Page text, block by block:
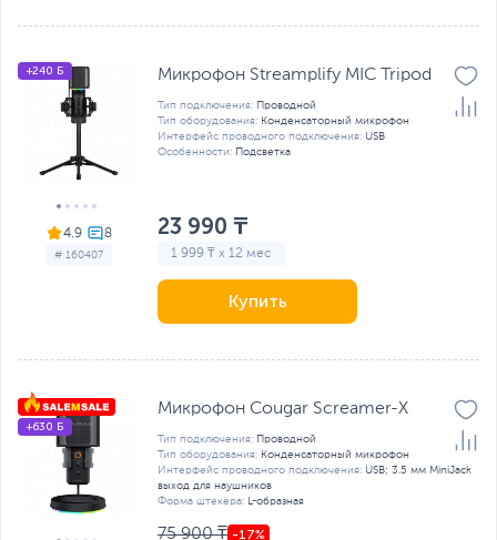
4.9
# 160407
+240 Б Микрофон Streamplify MIC Tripod
Тип подключения: Проводной
Тип оборудования: Конденсаторный микрофон
Интерфейс проводного подключения: USB
Особенности: Подсветка
23 990 ₸
1 999 ₸ x 12 мес
Купить
+630 Б
Микрофон Cougar Screamer-X
Тип подключения: Проводной
Тип оборудования: Конденсаторный микрофон
Интерфейс проводного подключения: USB; 3.5 мм MiniJack
выход для наушников
Форма штекера: L-образная
75 900 ₸